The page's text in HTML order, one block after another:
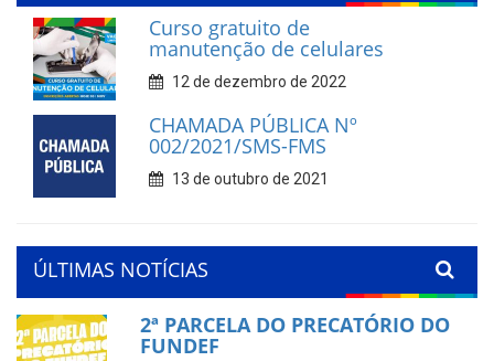
Curso gratuito de
manutenção de celulares
12 de dezembro de 2022
CHAMADA PÚBLICA Nº
002/2021/SMS-FMS
13 de outubro de 2021
ÚLTIMAS NOTÍCIAS
2ª PARCELA DO PRECATÓRIO DO
FUNDEF